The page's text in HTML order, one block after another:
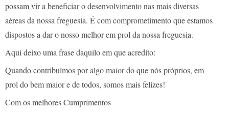
possam vir a beneficiar o desenvolvimento nas mais diversas
aéreas da nossa freguesia. É com comprometimento que estamos
dispostos a dar o nosso melhor em prol da nossa freguesia.
Aqui deixo uma frase daquilo em que acredito:
Quando contribuímos por algo maior do que nós próprios, em
prol do bem maior e de todos, somos mais felizes!
Com os melhores Cumprimentos